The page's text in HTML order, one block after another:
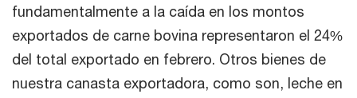
fundamentalmente a la caída en los montos
exportados de carne bovina representaron el 24%
del total exportado en febrero. Otros bienes de
nuestra canasta exportadora, como son, leche en